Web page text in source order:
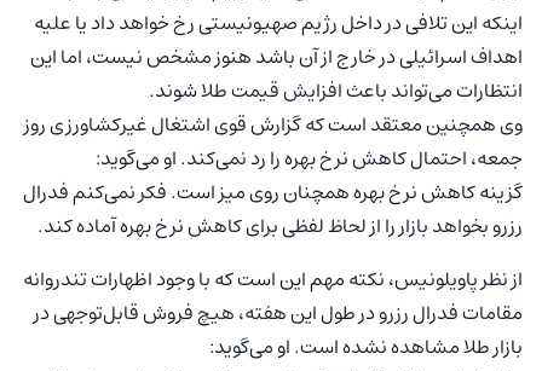
اینکه این تلافی در داخل رژیم صهیونیستی رخ خواهد داد یا علیه
اهداف اسرائیلی در خارج از آن باشد هنوز مشخص نیست، اما این
انتظارات می‌تواند باعث افزایش قیمت طلا شوند.
وی همچنین معتقد است که گزارش قوی اشتغال غیرکشاورزی روز
جمعه، احتمال کاهش نرخ بهره را رد نمی‌کند. او می‌گوید:
گزینه کاهش نرخ بهره همچنان روی میز است. فکر نمی‌کنم فدرال
رزرو بخواهد بازار را از لحاظ لفظی برای کاهش نرخ بهره آماده کند.
از نظر پاویلونیس، نکته مهم این است که با وجود اظهارات تندروانه‌
مقامات فدرال رزرو در طول این هفته، هیچ فروش قابل‌توجهی در
بازار طلا مشاهده نشده است. او می‌گوید: